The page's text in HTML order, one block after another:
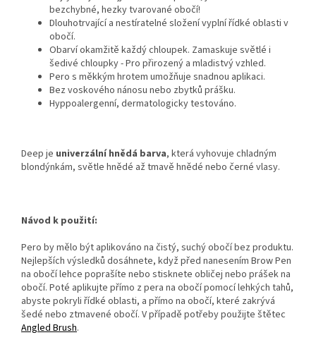
bezchybné, hezky tvarované obočí!
Dlouhotrvající a nestíratelné složení vyplní řídké oblasti v
obočí.
Obarví okamžitě každý chloupek. Zamaskuje světlé i
šedivé chloupky - Pro přirozený a mladistvý vzhled.
Pero s měkkým hrotem umožňuje snadnou aplikaci.
Bez voskového nánosu nebo zbytků prášku.
Hyppoalergenní, dermatologicky testováno.
Deep je univerzální hnědá barva, která vyhovuje chladným
blondýnkám, světle hnědé až tmavě hnědé nebo černé vlasy.
Návod k použití:
Pero by mělo být aplikováno na čistý, suchý obočí bez produktu.
Nejlepších výsledků dosáhnete, když před nanesením Brow Pen
na obočí lehce poprašíte nebo stisknete obličej nebo prášek na
obočí. Poté aplikujte přímo z pera na obočí pomocí lehkých tahů,
abyste pokryli řídké oblasti, a přímo na obočí, které zakrývá
šedé nebo ztmavené obočí. V případě potřeby použijte štětec
Angled Brush.